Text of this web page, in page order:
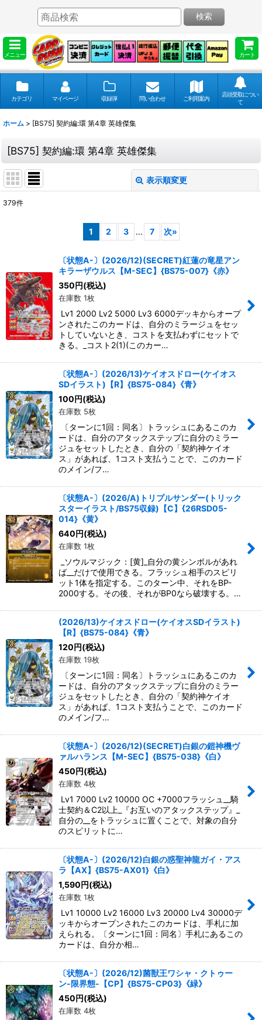
メニュー カート
検索
カテゴリ マイページ 収録弾 問い合わせ ご利用案内
店頭受取につい
て
ホーム > [BS75] 契約編:環 第4章 英雄傑集
[BS75] 契約編:環 第4章 英雄傑集
表示順変更
絞り込む
379件
1 2 3 ... 7 次»
〔状態A-〕(2026/12)(SECRET)紅蓮の竜星アン
キラーザウルス【M-SEC】{BS75-007}《赤》
350 円(税込)
在庫数 1枚
Lv1 2000 Lv2 5000 Lv3 6000デッキからオープ
ンされたこのカードは、自分のミラージュをセッ
トしていないとき、コストを支払わずにセットで
きる。_コスト2(1)(このカー…
〔状態A-〕(2026/13)ケイオスドロー(ケイオス
SDイラスト)【R】{BS75-084}《青》
100 円(税込)
在庫数 5枚
〔ターンに1回：同名〕トラッシュにあるこのカ
ードは、自分のアタックステップに自分のミラー
ジュをセットしたとき、自分の「契約神ケイオ
ス」があれば、1コスト支払うことで、このカード
のメイン/フ…
〔状態A-〕(2026/A)トリプルサンダー(トリック
スターイラスト/BS75収録)【C】{26RSD05-
014}《黄》
640 円(税込)
在庫数 1枚
_ソウルマジック：[黄]_自分の黄シンボルがあれ
ば__だけで使用できる。フラッシュ相手のスピリ
ット1体を指定する。このターン中、それをBP-
2000する。その後、それがBP0なら破壊する。…
(2026/13)ケイオスドロー(ケイオスSDイラスト)
【R】{BS75-084}《青》
120 円(税込)
在庫数 19枚
〔ターンに1回：同名〕トラッシュにあるこのカ
ードは、自分のアタックステップに自分のミラー
ジュをセットしたとき、自分の「契約神ケイオ
ス」があれば、1コスト支払うことで、このカード
のメイン/フ…
〔状態A-〕(2026/12)(SECRET)白銀の鎧神機ヴ
ァルハランス【M-SEC】{BS75-038}《白》
450 円(税込)
在庫数 4枚
Lv1 7000 Lv2 10000 OC +7000フラッシュ__騎
士契約＆C2以上_『お互いのアタックステップ』_
自分の__をトラッシュに置くことで、対象の自分
のスピリットに…
〔状態A-〕(2026/12)白銀の惑聖神龍ガイ・アス
ラ【AX】{BS75-AX01}《白》
1,590 円(税込)
在庫数 1枚
Lv1 10000 Lv2 16000 Lv3 20000 Lv4 30000デ
ッキからオープンされたこのカードは、手札に加
えられる。〔ターンに1回：同名〕手札にあるこの
カードは、自分か相…
〔状態A-〕(2026/12)菌獣王ワシャ・クトゥー
ン-限界態-【CP】{BS75-CP03}《緑》
450 円(税込)
在庫数 4枚